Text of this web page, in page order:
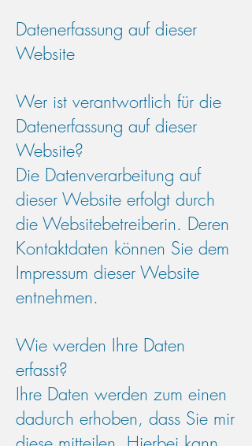
Datenerfassung auf dieser
Website
Wer ist verantwortlich für die
Datenerfassung auf dieser
Website?
Die Datenverarbeitung auf
dieser Website erfolgt durch
die Websitebetreiberin. Deren
Kontaktdaten können Sie dem
Impressum dieser Website
entnehmen.
Wie werden Ihre Daten
erfasst?
Ihre Daten werden zum einen
dadurch erhoben, dass Sie mir